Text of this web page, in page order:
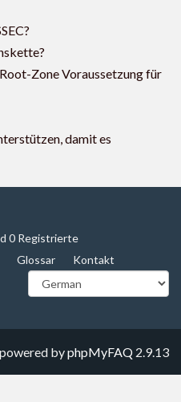
Zone Voraussetzung für
damit es
0 Registrierte
Glossar Kontakt
powered byphpMyFAQ 2.9.13